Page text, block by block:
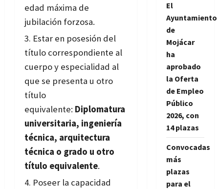
edad máxima de
jubilación forzosa.
Estar en posesión del
título correspondiente al
cuerpo y especialidad al
que se presenta u otro
título
equivalente: Diplomatura
universitaria, ingeniería
técnica, arquitectura
técnica o grado u otro
título equivalente.
Poseer la capacidad
El
Ayuntamiento
de
Mojácar
ha
aprobado
la Oferta
de Empleo
Público
2026, con
14 plazas
Convocadas
más
plazas
para el